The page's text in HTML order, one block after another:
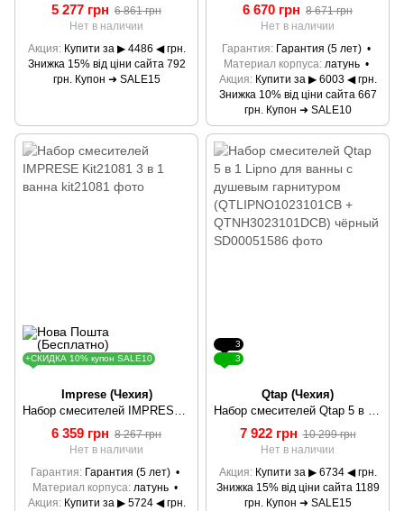
5 277 грн 6 861 грн
Нет в наличии
Акция
Купити за ▶ 4486 ◀ грн.
Знижка 15% від ціни сайта 792
грн. Купон ➜ SALE15
6 670 грн 8 671 грн
Нет в наличии
Гарантия
Гарантия (5 лет)
Материал корпуса латунь
Акция
Купити за ▶ 6003 ◀ грн.
Знижка 10% від ціни сайта 667
грн. Купон ➜ SALE10
+СКИДКА 10% купон SALE10
Imprese (Чехия)
Набор смесителей IMPRESE Kit21081 3 в 1 ванна
6 359 грн 8 267 грн
Нет в наличии
Гарантия
Гарантия (5 лет)
Материал корпуса латунь
Акция
Купити за ▶ 5724 ◀ грн.
3
3
Qtap (Чехия)
Набор смесителей Qtap 5 в 1 Lipno для ванны с душевым гарнитуром (QTLIPNO1023101CB + QTNH3023101DCB) чёрный
7 922 грн 10 299 грн
Нет в наличии
Акция
Купити за ▶ 6734 ◀ грн.
Знижка 15% від ціни сайта 1189
грн. Купон ➜ SALE15